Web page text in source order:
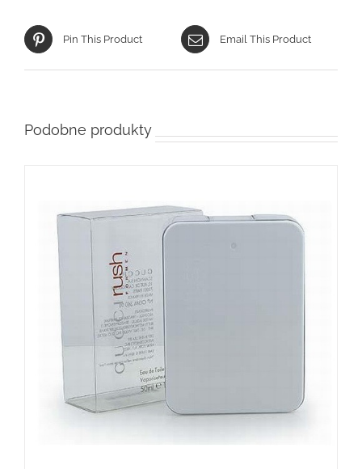
Pin This Product Email This Product
Podobne produkty